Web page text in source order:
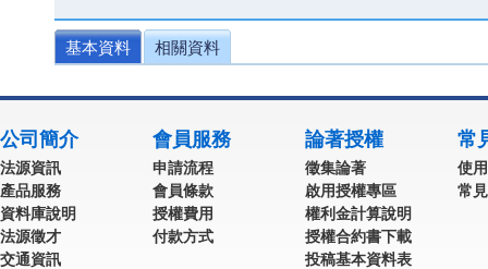
基本資料 相關資料
公司簡介
法源資訊
產品服務
資料庫說明
法源徵才
交通資訊
會員服務
申請流程
會員條款
授權費用
付款方式
論著授權
徵集論著
啟用授權專區
權利金計算說明
授權合約書下載
投稿基本資料表
常
使
常